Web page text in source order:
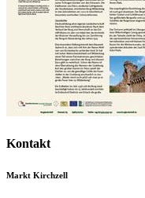
Kontakt
Markt Kirchzell